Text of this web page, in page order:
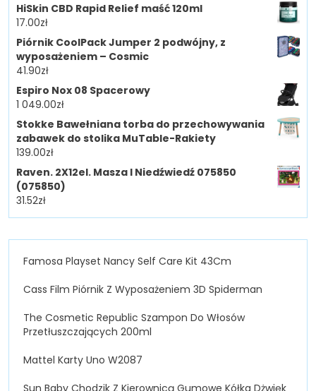
HiSkin CBD Rapid Relief maść 120ml
17.00zł
Piórnik CoolPack Jumper 2 podwójny, z
wyposażeniem – Cosmic
41.90zł
Espiro Nox 08 Spacerowy
1 049.00zł
Stokke Bawełniana torba do przechowywania
zabawek do stolika MuTable-Rakiety
139.00zł
Raven. 2X12el. Masza I Niedźwiedź 075850
(075850)
31.52zł
Famosa Playset Nancy Self Care Kit 43Cm
Cass Film Piórnik Z Wyposażeniem 3D Spiderman
The Cosmetic Republic Szampon Do Włosów
Przetłuszczających 200ml
Mattel Karty Uno W2087
Sun Baby Chodzik Z Kierownicą Gumowe Kółka Dżwięk